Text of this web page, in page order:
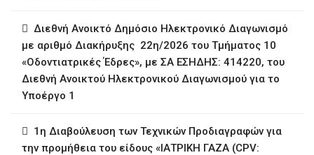
Διεθνή Ανοικτό Δημόσιο Ηλεκτρονικό Διαγωνισμό
με αριθμό Διακήρυξης 22η/2026 του Τμήματος 10
«Οδοντιατρικές Έδρες», με ΣΑ ΕΣΗΔΗΣ: 414220, του
Διεθνή Ανοικτού Ηλεκτρονικού Διαγωνισμού για το
Υποέργο 1
1η ∆ιαβούλευση των Τεχνικών Προδιαγραφών για
την προμήθεια του είδους «ΙΑΤΡΙΚΗ ΓΑΖΑ (CPV: